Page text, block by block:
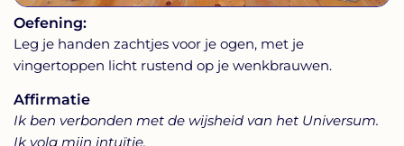
Oefening:
Leg je handen zachtjes voor je ogen, met je
vingertoppen licht rustend op je wenkbrauwen.
Affirmatie
Ik ben verbonden met de wijsheid van het Universum.
Ik volg mijn intuïtie.